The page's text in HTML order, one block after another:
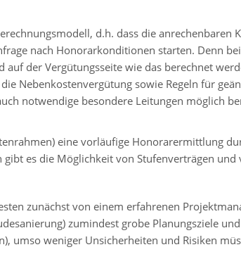
d.h. dass die anrechenbaren
nach Honorarkonditionen starten. Denn
auf der Vergütungsseite wie das berechnet
Nebenkostenvergütung sowie Regeln für
notwendige besondere Leitungen möglich
eine vorläufige Honorarermittlung
es die Möglichkeit von Stufenverträgen und
zunächst von einem erfahrenen
zumindest grobe Planungsziele
umso weniger Unsicherheiten und Risiken